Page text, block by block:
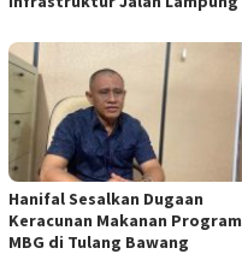
Hanifal Sesalkan Dugaan
Keracunan Makanan Program
MBG di Tulang Bawang